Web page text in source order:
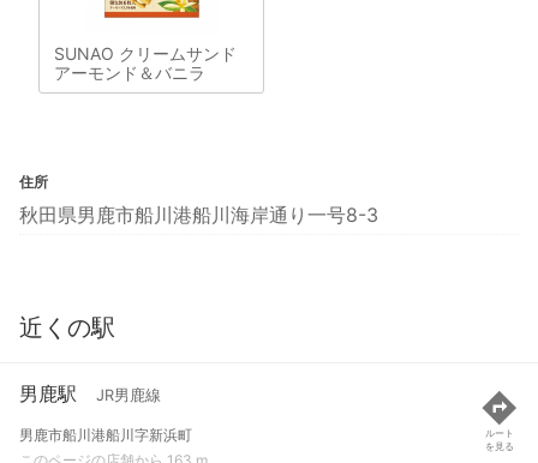
SUNAO クリームサンド
アーモンド＆バニラ
住所
秋田県男鹿市船川港船川海岸通り一号8-3
近くの駅
男鹿駅 JR男鹿線
男鹿市船川港船川字新浜町
ルート
を見る